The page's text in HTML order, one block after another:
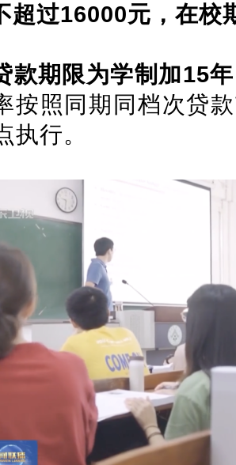
超过16000元，在校
款期限为学制加15
按照同期同档次贷
执行。